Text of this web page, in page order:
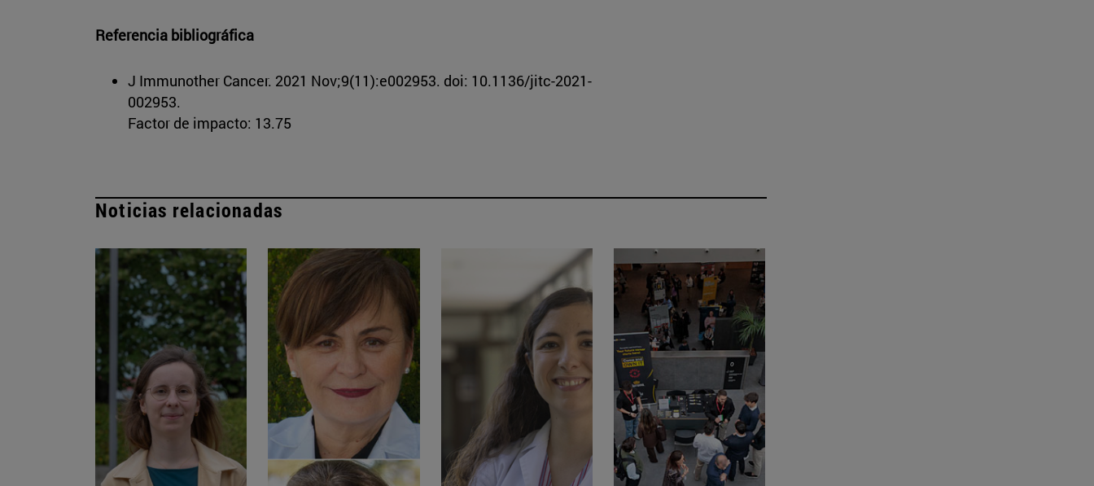
Referencia bibliográfica
J Immunother Cancer. 2021 Nov;9(11):e002953. doi: 10.1136/jitc-2021-
002953.
Factor de impacto: 13.75
Noticias relacionadas